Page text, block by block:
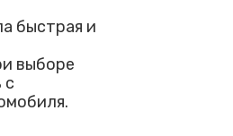
быстрая и
выборе
с